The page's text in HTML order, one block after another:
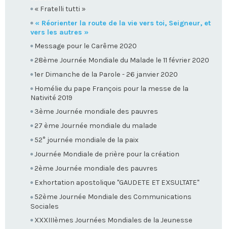
« Fratelli tutti »
« Réorienter la route de la vie vers toi, Seigneur, et
vers les autres »
Message pour le Carême 2020
28ème Journée Mondiale du Malade le 11 février 2020
1er Dimanche de la Parole - 26 janvier 2020
Homélie du pape François pour la messe de la
Nativité 2019
3ème Journée mondiale des pauvres
27 ème Journée mondiale du malade
52° journée mondiale de la paix
Journée Mondiale de prière pour la création
2ème Journée mondiale des pauvres
Exhortation apostolique "GAUDETE ET EXSULTATE"
52ème Journée Mondiale des Communications
Sociales
XXXIIIèmes Journées Mondiales de la Jeunesse